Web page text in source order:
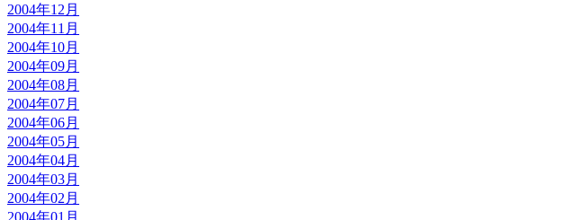
2004年12月
2004年11月
2004年10月
2004年09月
2004年08月
2004年07月
2004年06月
2004年05月
2004年04月
2004年03月
2004年02月
2004年01月